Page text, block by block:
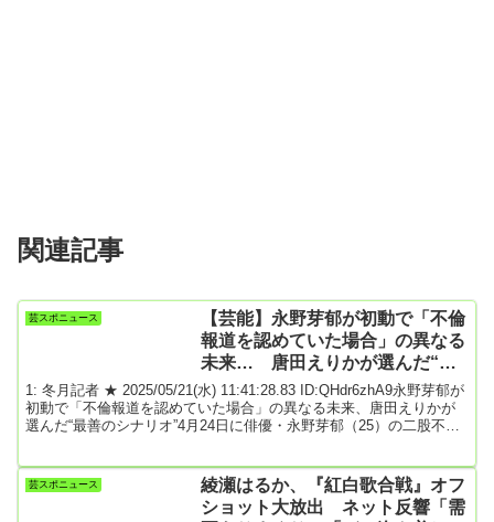
関連記事
芸スポニュース
【芸能】永野芽郁が初動で「不倫
報道を認めていた場合」の異なる
未来… 唐田えりかが選んだ“最
善のシナリオ”
1: 冬月記者 ★ 2025/05/21(水) 11:41:28.83 ID:QHdr6zhA9永野芽郁が
初動で「不倫報道を認めていた場合」の異なる未来、唐田えりかが
選んだ“最善のシナリオ”4月24日に俳優・永野芽郁（25）の二股不倫
の運命が、一気に暗転している。世間を揺るがせた“清純派女優”永野
の不倫疑惑報道について、所属事務所は「交際等の事実はない」、
芸スポニュース
綾瀬はるか、『紅白歌合戦』オフ
ショット大放出 ネット反響「需